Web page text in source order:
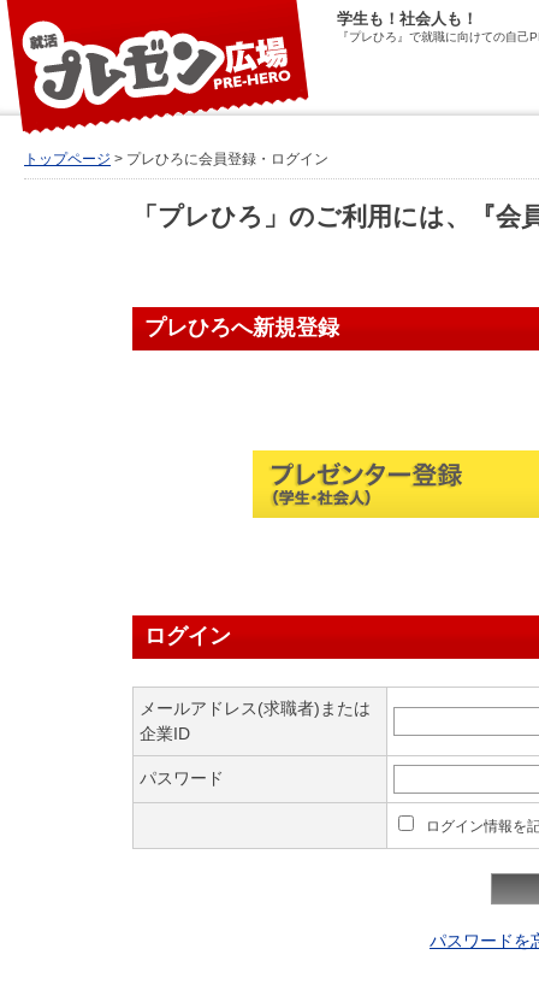
学生も！社会人も！
『プレひろ』で就職に向けての自己
トップページ > プレひろに会員登録・ログイン
「プレひろ」のご利用には、『
プレひろへ新規登録
ログイン
メールアドレス(求職者)または
企業ID
パスワード
ログイン情報を
パスワードを